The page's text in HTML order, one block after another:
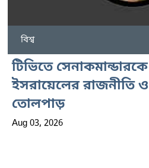
বিশ্ব
টিভিতে
ইসরায়েলের রাজনীতি ও
তোলপাড়
Aug 03, 2026